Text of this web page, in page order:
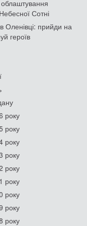
облаштування
Сотні
Оленівці: прийди на
героїв
року
року
року
року
року
року
року
року
року